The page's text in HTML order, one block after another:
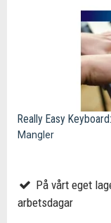
Really Easy
Mangler
På vårt eget
arbetsdagar